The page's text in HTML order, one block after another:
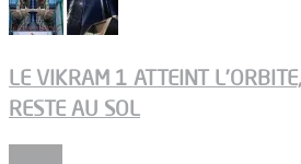
LE VIKRAM 1 ATTEINT
RESTE AU SOL